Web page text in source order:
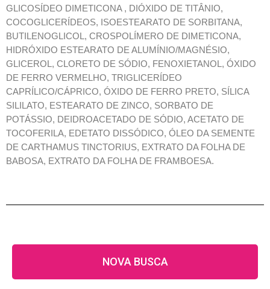
GLICOSÍDEO DIMETICONA , DIÓXIDO DE TITÂNIO,
COCOGLICERÍDEOS, ISOESTEARATO DE SORBITANA,
BUTILENOGLICOL, CROSPOLÍMERO DE DIMETICONA,
HIDRÓXIDO ESTEARATO DE ALUMÍNIO/MAGNÉSIO,
GLICEROL, CLORETO DE SÓDIO, FENOXIETANOL, ÓXIDO
DE FERRO VERMELHO, TRIGLICERÍDEO
CAPRÍLICO/CÁPRICO, ÓXIDO DE FERRO PRETO, SÍLICA
SILILATO, ESTEARATO DE ZINCO, SORBATO DE
POTÁSSIO, DEIDROACETADO DE SÓDIO, ACETATO DE
TOCOFERILA, EDETATO DISSÓDICO, ÓLEO DA SEMENTE
DE CARTHAMUS TINCTORIUS, EXTRATO DA FOLHA DE
BABOSA, EXTRATO DA FOLHA DE FRAMBOESA.
NOVA BUSCA